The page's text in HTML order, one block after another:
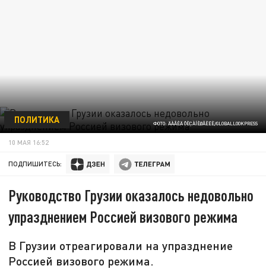
ФОТО: ÄÀÂÈÄ ÕÈÇÀÍÈØÂÈËÈ/GLOBALLOOKPRESS
ПОЛИТИКА
10 МАЯ 16:52
ПОДПИШИТЕСЬ:
Руководство Грузии оказалось недовольно
упразднением Россией визового режима
В Грузии отреагировали на упразднение
Россией визового режима.